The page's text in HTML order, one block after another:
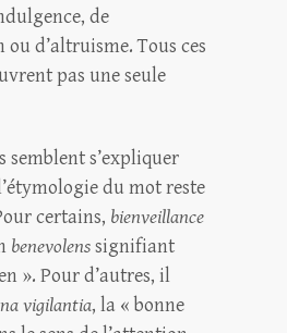
de
d’altruisme. Tous ces
pas une seule
semblent s’expliquer
du mot reste
certains, bienveillance
benevolenssignifiant
». Pour d’autres, il
vigilantia, la « bonne